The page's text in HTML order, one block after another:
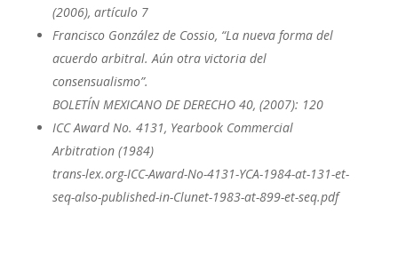
(2006), artículo 7
Francisco González de Cossio, “La nueva forma del
acuerdo arbitral. Aún otra victoria del
consensualismo”.
BOLETÍN MEXICANO DE DERECHO 40, (2007): 120
ICC Award No. 4131, Yearbook Commercial
Arbitration (1984)
trans-lex.org-ICC-Award-No-4131-YCA-1984-at-131-et-
seq-also-published-in-Clunet-1983-at-899-et-seq.pdf